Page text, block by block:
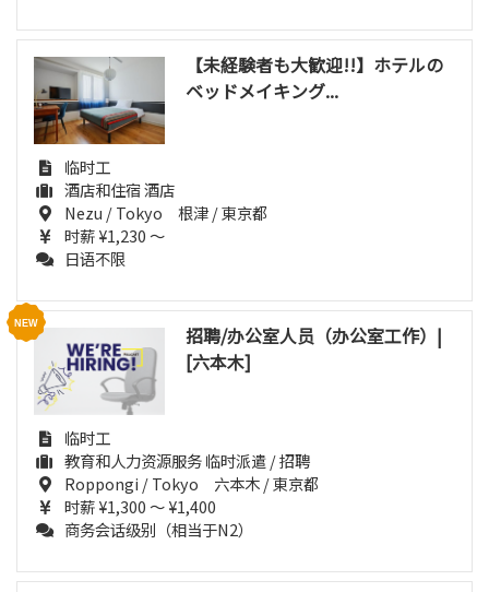
【未経験者も大歓迎!!】ホテルの
ベッドメイキング...
临时工
酒店和住宿 酒店
Nezu / Tokyo 根津 / 東京都
时薪 ¥1,230 ～
日语不限
招聘/办公室人员（办公室工作）|
[六本木]
临时工
教育和人力资源服务 临时派遣 / 招聘
Roppongi / Tokyo 六本木 / 東京都
时薪 ¥1,300 ～ ¥1,400
商务会话级别（相当于N2）